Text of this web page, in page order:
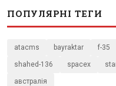
ПОПУЛЯРНІ ТЕГИ
atacms bayraktar f-35
shahed-136 spacex
австралія